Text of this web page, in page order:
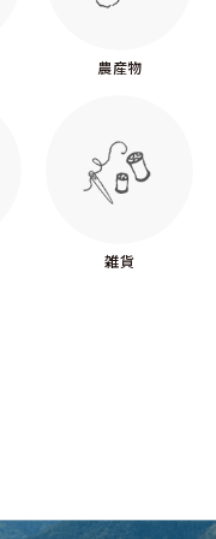
農産物
雑貨